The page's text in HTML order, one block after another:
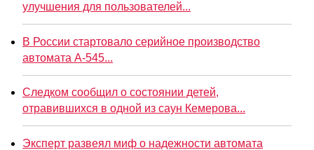
улучшения для пользователей...
В России стартовало серийное производство
автомата А-545...
Следком сообщил о состоянии детей,
отравившихся в одной из саун Кемерова...
Эксперт развеял миф о надежности автомата